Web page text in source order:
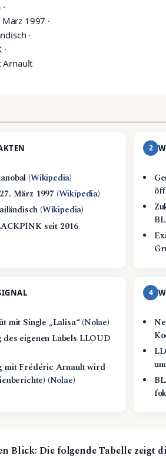
1997 ·
·
Arnault
(Wikipedia)
März 1997 (Wikipedia)
(Wikipedia)
seit 2016
2
mit Single „Lalisa“ (Nolae)
des eigenen Labels LLOUD
mit Frédéric Arnault wird
(Nolae)
4
Blick: Die folgende Tabelle zeigt